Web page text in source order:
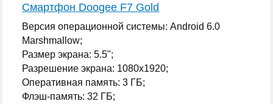
Смартфон Doogee F7 Gold
Версия операционной системы: Android 6.0
Marshmallow;
Размер экрана: 5.5";
Разрешение экрана: 1080x1920;
Оперативная память: 3 ГБ;
Флэш-память: 32 ГБ;